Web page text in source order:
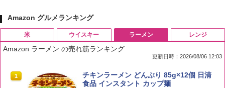
Amazon グルメランキング
米
1 by Amazon 国産ブレンド米 精米 5kg
ウイスキー
1
ブラックニッカ ニッカ Nikka ウィスキ
ー4000ml ブラックニッカクリア ウヰス
ラーメン
Amazon ラーメン の売れ筋ランキング
更新日時：2026/08/06 12:03
1
チキンラーメン どんぶり 85g×12個 日清
食品 インスタント カップ麺
レンジ